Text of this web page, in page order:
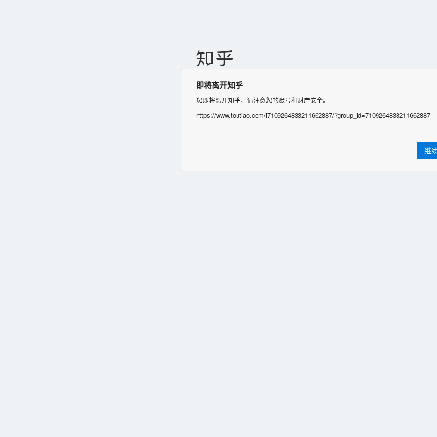
即将离开知乎
您即将离开知乎，请注意您的账号和财产安全。
https://www.toutiao.com/i7109264833211662887/?group_id=7109264833211662887
继